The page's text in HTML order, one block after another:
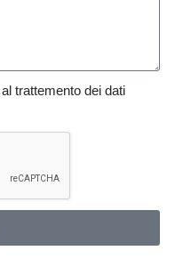
trattemento dei dati